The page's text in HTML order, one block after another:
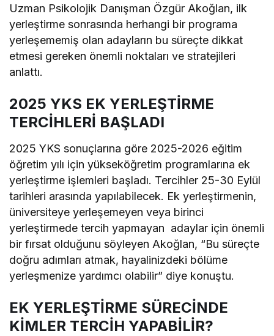
Uzman Psikolojik Danışman Özgür Akoğlan, ilk
yerleştirme sonrasında herhangi bir programa
yerleşememiş olan adayların bu süreçte dikkat
etmesi gereken önemli noktaları ve stratejileri
anlattı.
2025 YKS EK YERLEŞTİRME
TERCİHLERİ BAŞLADI
2025 YKS sonuçlarına göre 2025-2026 eğitim
öğretim yılı için yükseköğretim programlarına ek
yerleştirme işlemleri başladı. Tercihler 25-30 Eylül
tarihleri arasında yapılabilecek. Ek yerleştirmenin,
üniversiteye yerleşemeyen veya birinci
yerleştirmede tercih yapmayan adaylar için önemli
bir fırsat olduğunu söyleyen Akoğlan, “Bu süreçte
doğru adımları atmak, hayalinizdeki bölüme
yerleşmenize yardımcı olabilir” diye konuştu.
EK YERLEŞTİRME SÜRECİNDE
KİMLER TERCİH YAPABİLİR?